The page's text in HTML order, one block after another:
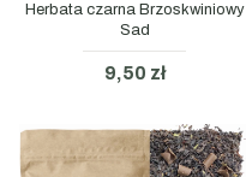
Herbata czarna Brzoskwiniowy
Sad
9,50 zł